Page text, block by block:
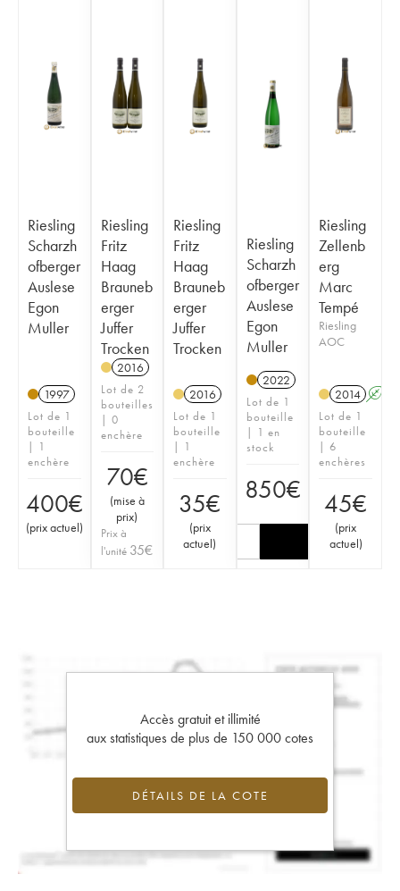
Riesling
Scharzh
ofberger
Auslese
Egon
Muller
1997
Lot de 1
bouteille
| 1
enchère
400€
(prix actuel)
Riesling
Fritz
Haag
Brauneb
erger
Juffer
Trocken
2016
Lot de 2
bouteilles
| 0
enchère
70€
(mise à
prix)
Prix à
l'unité 35€
Riesling
Fritz
Haag
Brauneb
erger
Juffer
Trocken
2016
Lot de 1
bouteille
| 1
enchère
35€
(prix
actuel)
Riesling
Scharzh
ofberger
Auslese
Egon
Muller
2022
Lot de 1
bouteille
| 1 en
stock
850€
Riesling
Zellenb
erg
Marc
Tempé
Riesling
AOC
2014 A
Lot de 1
bouteille
| 6
enchères
45€
(prix
actuel)
Accès gratuit et illimité
aux statistiques de plus de 150 000 cotes
DÉTAILS DE LA COTE